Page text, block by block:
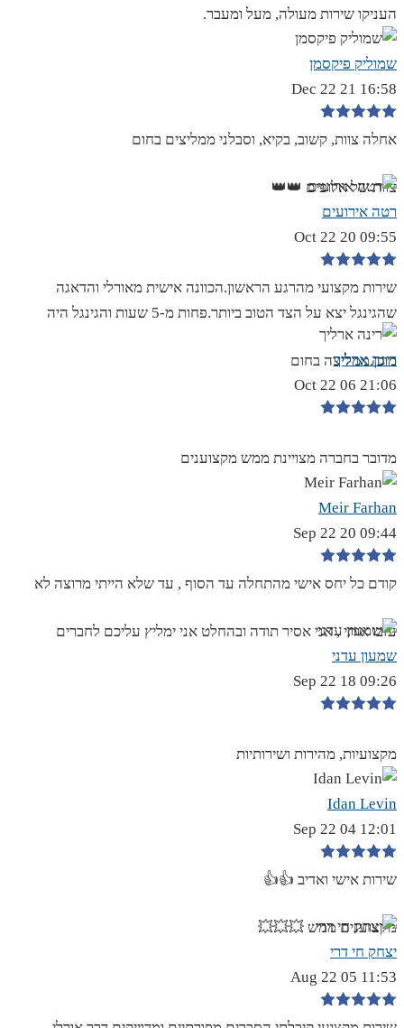
העניקו שירות מעולה, מעל ומעבר.
שמוליק פיקסמן
16:58 21 Dec 22
אחלה צוות, קשוב, בקיא, וסבלני ממליצים בחום
צוות של אלופים 👑👑
רטה אירועים
09:55 20 Oct 22
שירות מקצועי מהרגע הראשון.הכוונה אישית מאורלי והדאגה
שהגינגל יצא על הצד הטוב ביותר.פחות מ-5 שעות והגינגל היה
מוכן.ממליצה בחום
רינה ארליך
21:06 06 Oct 22
מדובר בחברה מצויינת ממש מקצוענים
Meir Farhan
09:44 20 Sep 22
קודם כל יחס אישי מהתחלה עד הסוף , עד שלא הייתי מרוצה לא
עזבו אותי , אני אסיר תודה ובהחלט אני ימליץ עליכם לחברים
שמעון עדני
09:26 18 Sep 22
מקצועיות, מהירות ושירותיות
Idan Levin
12:01 04 Sep 22
שירות אישי ואדיב 👍👍
מקצוענים ממש 💥💥💥
יצחק חי דרי
11:53 05 Aug 22